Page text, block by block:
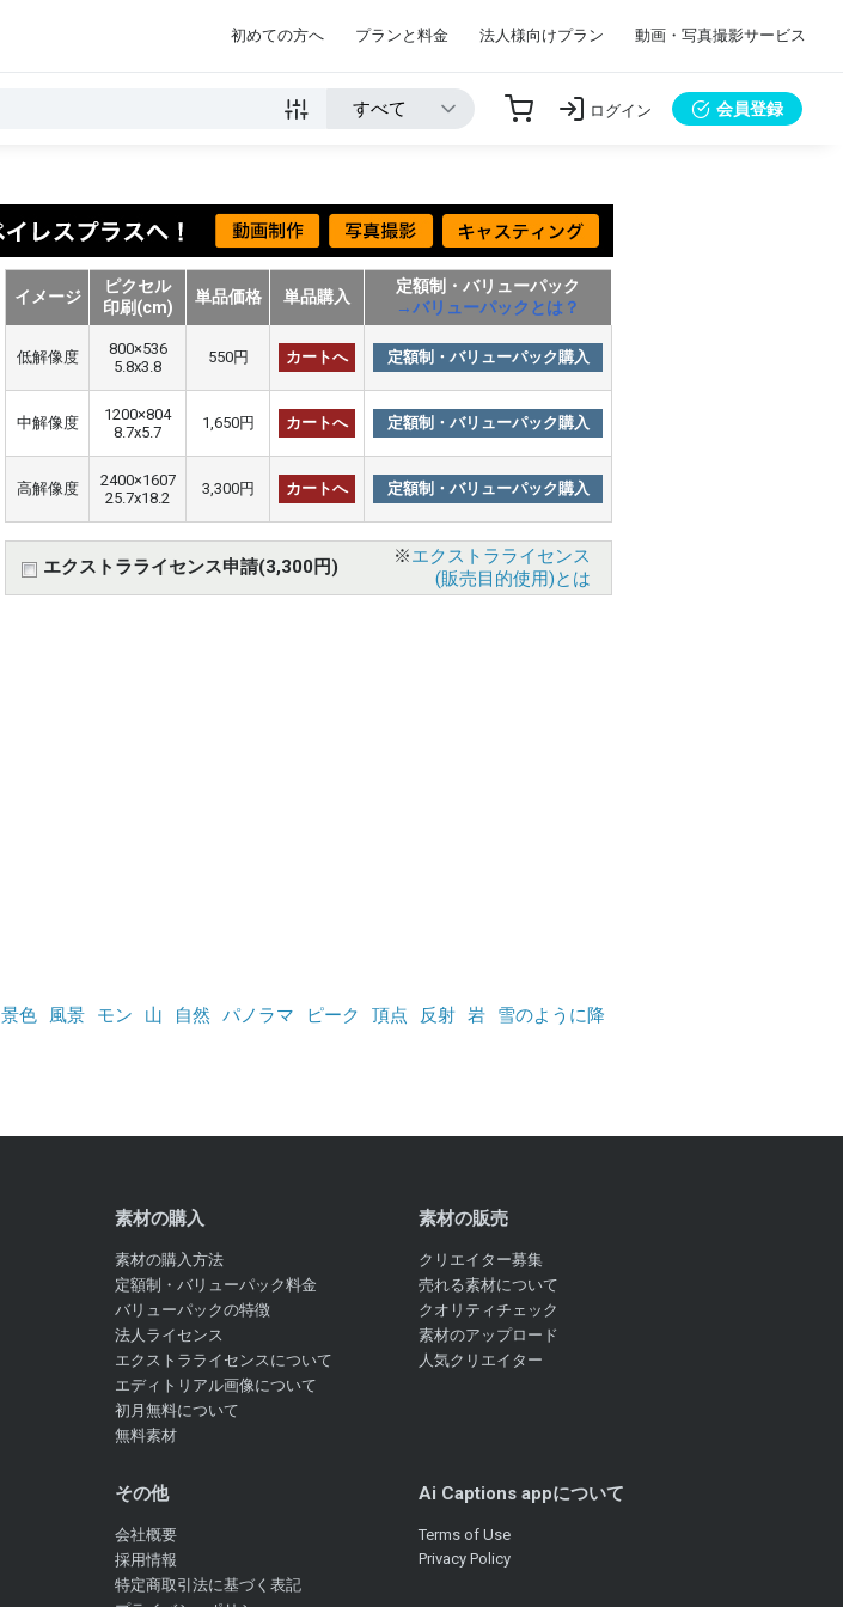
初めての方へ プランと料金 法人様向けプラン 動画・写真撮影サービス
ログイン 会員登録
イメージ
ピクセル
印刷(cm)
単品価格 単品購入
定額制・バリューパック
→バリューパックとは？
低解像度
800×536
5.8x3.8
550円 カートへ 定額制・バリューパック購入
中解像度
1200×804
8.7x5.7
1,650円 カートへ 定額制・バリューパック購入
高解像度
2400×1607
25.7x18.2
3,300円 カートへ 定額制・バリューパック購入
エクストラライセンス申請(3,300円) ※エクストラライセンス
(販売目的使用)とは
景色 風景 モン 山 自然 パノラマ ピーク 頂点 反射 岩
雪のように降
素材の購入
素材の購入方法
定額制・バリューパック料金
バリューパックの特徴
法人ライセンス
エクストラライセンスについて
エディトリアル画像について
初月無料について
無料素材
素材の販売
クリエイター募集
売れる素材について
クオリティチェック
素材のアップロード
人気クリエイター
その他
会社概要
採用情報
特定商取引法に基づく表記
Ai Captions appについて
Terms of Use
Privacy Policy